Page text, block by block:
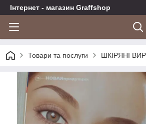
Інтернет - магазин Graffshop
Товари та послуги ШКІРЯНІ